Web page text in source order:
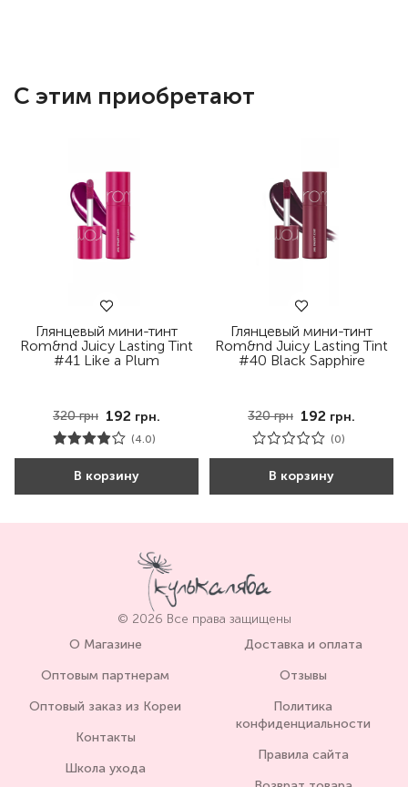
С этим приобретают
Глянцевый мини-тинт
Rom&nd Juicy Lasting Tint
#41 Like a Plum
320грн 192 грн.
(4.0)
В корзину
Глянцевый мини-тинт
Rom&nd Juicy Lasting Tint
#40 Black Sapphire
320грн 192 грн.
(0)
В корзину
© 2026 Все права защищены
О Магазине
Оптовым партнерам
Оптовый заказ из Кореи
Контакты
Школа ухода
Доставка и оплата
Отзывы
Политика
конфиденциальности
Правила сайта